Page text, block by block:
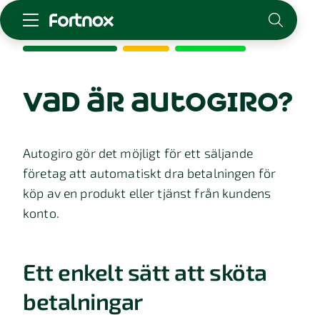
Skaffa Fortnox
För redovisningsbyrån
Logga in
Kontakt
Om Fortnox
vad är autogiro?
Autogiro gör det möjligt för ett säljande
företag att automatiskt dra betalningen för
köp av en produkt eller tjänst från kundens
konto.
Ett enkelt sätt att sköta
betalningar